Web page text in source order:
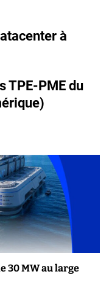
à
TPE-PME du
30 MW au large